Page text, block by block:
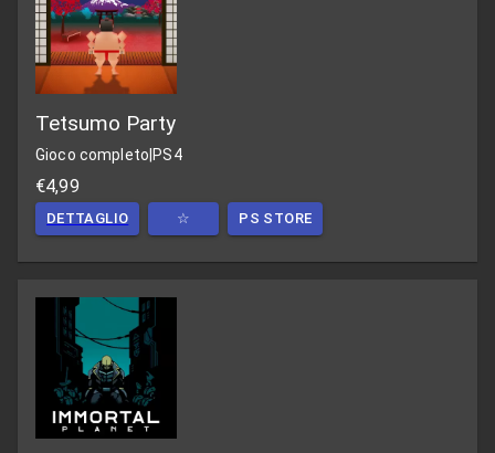
Tetsumo Party
Gioco completo PS4
€4,99
DETTAGLIO ☆ PS STORE